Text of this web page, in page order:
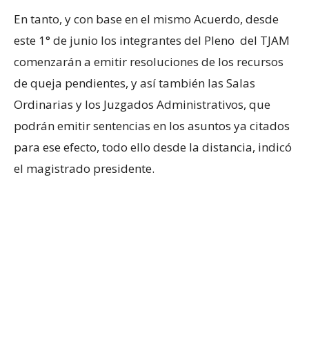
En tanto, y con base en el mismo Acuerdo, desde
este 1° de junio los integrantes del Pleno del TJAM
comenzarán a emitir resoluciones de los recursos
de queja pendientes, y así también las Salas
Ordinarias y los Juzgados Administrativos, que
podrán emitir sentencias en los asuntos ya citados
para ese efecto, todo ello desde la distancia, indicó
el magistrado presidente.